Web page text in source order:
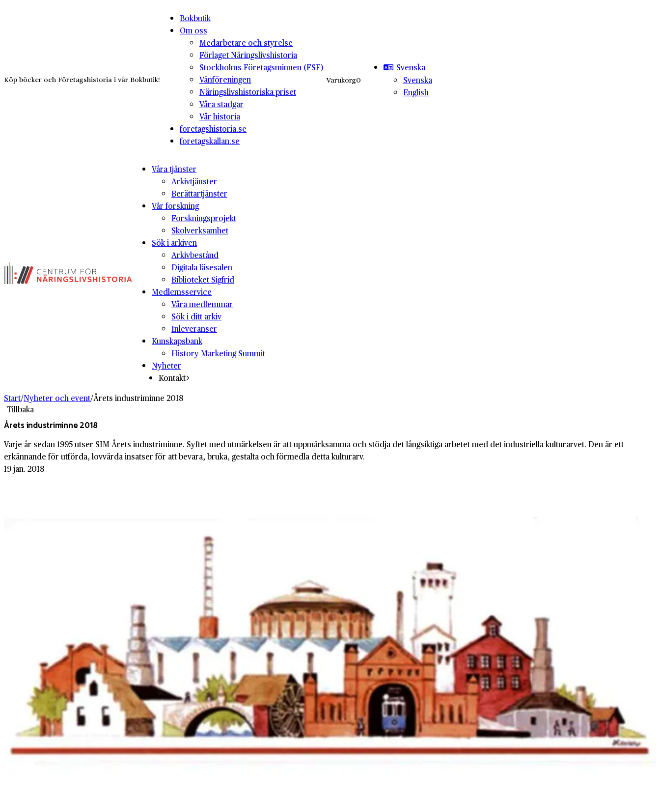
Köp böcker och Företagshistoria i vår Bokbutik!
Bokbutik
Om oss
Medarbetare och styrelse
Förlaget Näringslivshistoria
Stockholms Företagsminnen (FSF)
Vänföreningen
Näringslivshistoriska priset
Våra stadgar
Vår historia
foretagshistoria.se
foretagskallan.se
Varukorg0
Svenska
Svenska
English
Våra tjänster
Arkivtjänster
Berättartjänster
Vår forskning
Forskningsprojekt
Skolverksamhet
Sök i arkiven
Arkivbestånd
Digitala läsesalen
Biblioteket Sigfrid
Medlemsservice
Våra medlemmar
Sök i ditt arkiv
Inleveranser
Kunskapsbank
History Marketing Summit
Nyheter
Kontakt
Start/Nyheter och event/Årets industriminne 2018
Tillbaka
Årets industriminne 2018
Varje år sedan 1995 utser SIM Årets industriminne. Syftet med utmärkelsen är att uppmärksamma och stödja det långsiktiga arbetet med det industriella kulturarvet. Den är ett
erkännande för utförda, lovvärda insatser för att bevara, bruka, gestalta och förmedla detta kulturarv.
19 jan. 2018